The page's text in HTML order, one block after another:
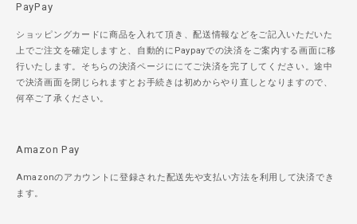
PayPay
ショッピングカードに商品を入れて頂き、配送情報などをご記入いただいた
上でご注文を確定しますと、自動的にPaypayでの決済をご案内する画面に移
行いたします。そちらの決済ページににてご決済を完了してください。途中
で決済画面を閉じられますとお手続きは初めからやり直しとなりますので、
何卒ご了承ください。
Amazon Pay
Amazonのアカウントに登録された配送先や支払い方法を利用して決済でき
ます。